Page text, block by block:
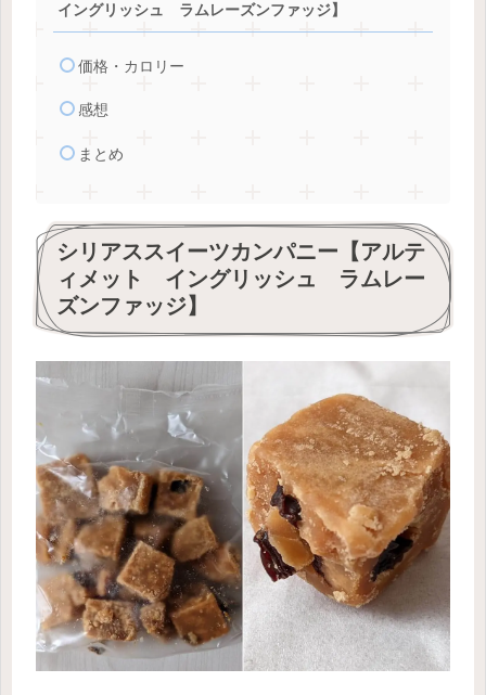
イングリッシュ ラムレーズンファッジ】
価格・カロリー
感想
まとめ
シリアススイーツカンパニー【アルテ
ィメット イングリッシュ ラムレー
ズンファッジ】